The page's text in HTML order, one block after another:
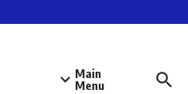
personas armadas en Santa Bárbara,
BAÑOS UNAM alejada de la
Main
Menu